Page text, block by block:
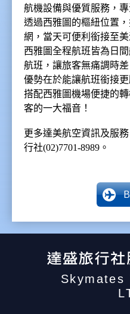
航機設備與優質服務，
透過西雅圖的樞紐位置
網，當天可便利銜接至
西雅圖全程航班皆為日
航班，讓旅客無痛調時
優勢在於能讓航班銜接
搭配西雅圖機場便捷的
客的一大福音！
更多達美航空資訊及服
行社(02)7701-8989 。
Skymates